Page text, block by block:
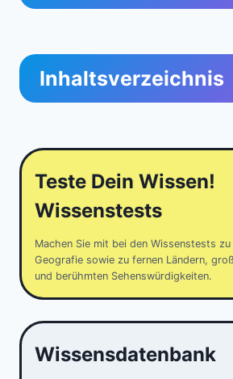
Inhaltsverzeichnis
Teste Dein Wissen!
Wissenstests
Machen Sie mit bei den Wissenstests
Geografie sowie zu fernen Ländern,
und berühmten Sehenswürdigkeiten.
Wissensdatenbank